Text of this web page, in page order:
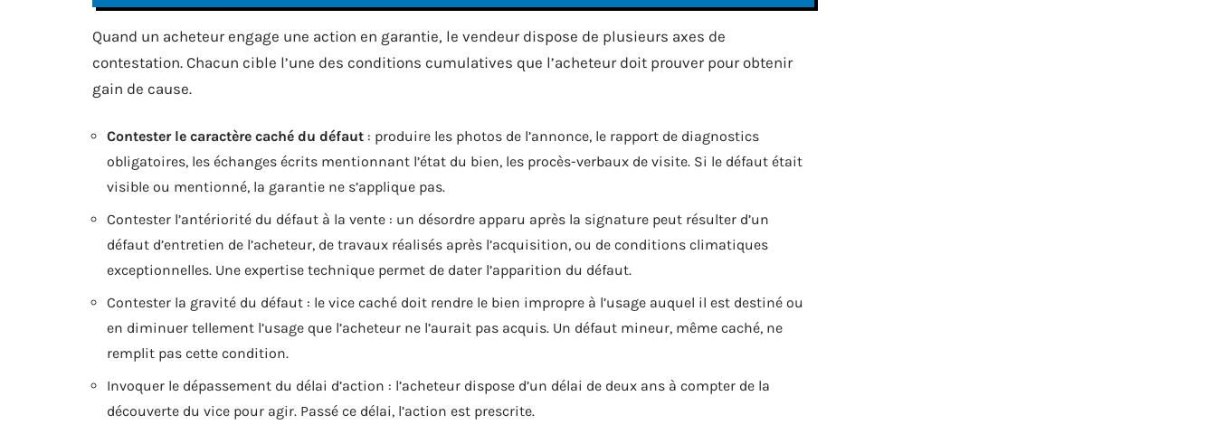
Quand un acheteur engage une action en garantie, le vendeur dispose de plusieurs axes de
contestation. Chacun cible l’une des conditions cumulatives que l’acheteur doit prouver pour obtenir
gain de cause.
Contester le caractère caché du défaut : produire les photos de l’annonce, le rapport de diagnostics
obligatoires, les échanges écrits mentionnant l’état du bien, les procès-verbaux de visite. Si le défaut était
visible ou mentionné, la garantie ne s’applique pas.
Contester l’antériorité du défaut à la vente : un désordre apparu après la signature peut résulter d’un
défaut d’entretien de l’acheteur, de travaux réalisés après l’acquisition, ou de conditions climatiques
exceptionnelles. Une expertise technique permet de dater l’apparition du défaut.
Contester la gravité du défaut : le vice caché doit rendre le bien impropre à l’usage auquel il est destiné ou
en diminuer tellement l’usage que l’acheteur ne l’aurait pas acquis. Un défaut mineur, même caché, ne
remplit pas cette condition.
Invoquer le dépassement du délai d’action : l’acheteur dispose d’un délai de deux ans à compter de la
découverte du vice pour agir. Passé ce délai, l’action est prescrite.